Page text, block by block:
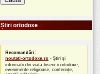
Știri ortodoxe
Recomandări:
noutati-ortodoxe.ro - Știri și
informații din viața bisericii ortodoxe,
evenimente religioase, conferințe,